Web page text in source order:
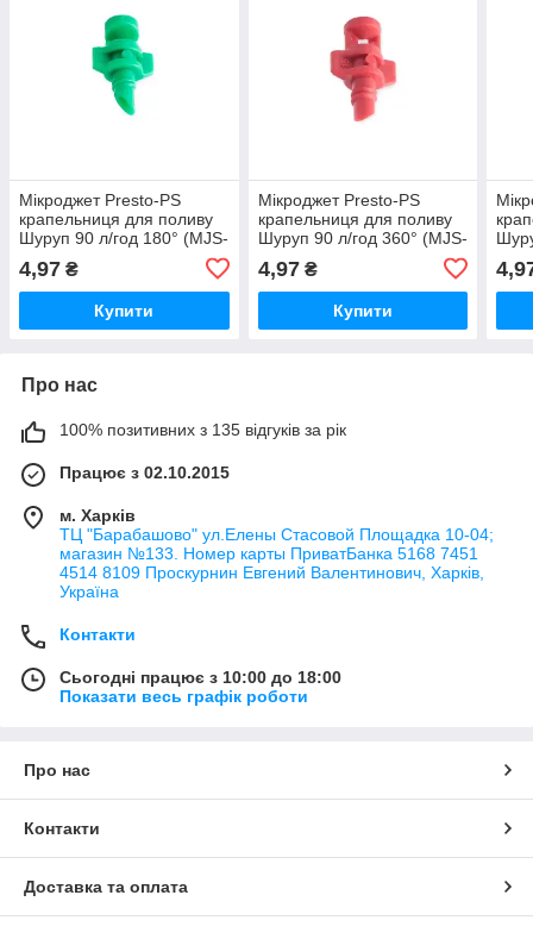
Мікроджет Presto-PS
крапельниця для поливу
Шуруп 90 л/год 180° (MJS-
4,97 ₴
Купити
Мікроджет Presto-PS
крапельниця для поливу
Шуруп 90 л/год 360° (MJS-
4,97₴
Купити
Про нас
100% позитивних з 135 відгуків за рік
Працює з 02.10.2015
м. Харків
ТЦ "Барабашово" ул.Елены Стасовой Площадка 10-04;
магазин №133. Номер карты ПриватБанка 5168 7451
4514 8109 Проскурнин Евгений Валентинович, Харків,
Україна
Контакти
Сьогодні працює з 10:00 до 18:00
Показати весь графік роботи
Про нас
Контакти
Доставка та оплата